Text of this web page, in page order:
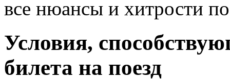
все нюансы и хитрости
Условия,
билета на поезд